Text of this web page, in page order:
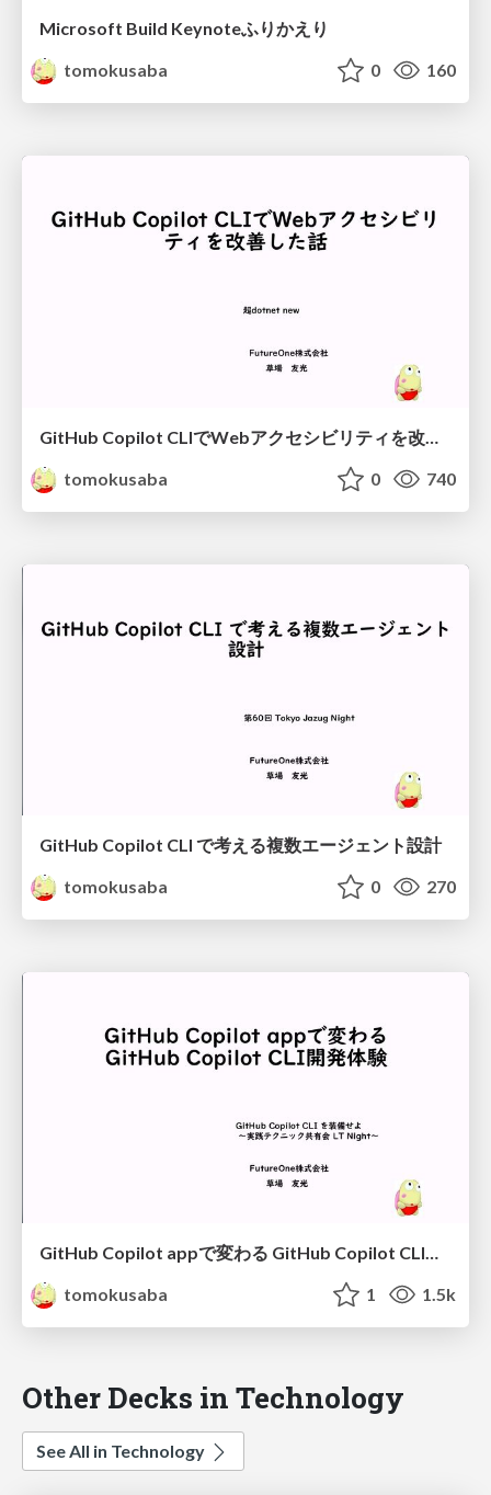
Microsoft Build Keynoteふりかえり
tomokusaba
0 160
tomokusaba
0 740
GitHub Copilot CLI で考える複数エージェント設計
tomokusaba
0 270
GitHub Copilot appで変わる GitHub Copilot CLI開発体験
tomokusaba
1 1.5k
Other Decks in Technology
See All in Technology